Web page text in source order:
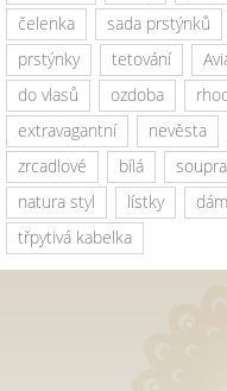
čelenka
sada prstýnků
prstýnky
tetování
do vlasů
ozdoba
extravagantní
nevěsta
zrcadlové
bílá
natura styl
lístky
třpytivá kabelka